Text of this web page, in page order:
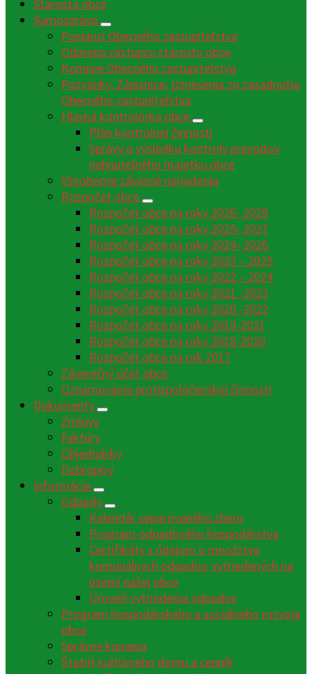
Starosta obce
Samospráva
Poslanci Obecného zastupiteľstva
Odmena zástupcu starostu obce
Komisie Obecného zastupiteľstva
Pozvánky, Zápisnice, Uznesenia zo zasadnutia
Obecného zastupiteľstva
Hlavná kontrolórka obce
Plán kontrolnej činnosti
Správy o výsledku kontroly prevodov
nehnuteľného majetku obce
Všeobecne záväzné nariadenia
Rozpočet obce
Rozpočet obce na roky 2026- 2028
Rozpočet obce na roky 2025- 2027
Rozpočet obce na roky 2024- 2026
Rozpočet obce na roky 2023 – 2025
Rozpočet obce na roky 2022 – 2024
Rozpočet obce na roky 2021 -2023
Rozpočet obce na roky 2020 -2022
Rozpočet obce na roky 2019-2021
Rozpočet obce na roky 2018-2020
Rozpočet obce na rok 2017
Záverečný účet obce
Oznamovanie protispoločenskej činnosti
Dokumenty
Zmluvy
Faktúry
Objednávky
Dobropisy
Informácie
Odpady
Kalendár separovaného zberu
Program odpadového hospodárstva
Certifikáty s údajom o množstve
komunálnych odpadov, vytriedených na
území našej obce
Úroveň vytriedenia odpadov
Program hospodárskeho a sociálneho rozvoja
obce
Správne konania
Štatút kultúrneho domu a cenník